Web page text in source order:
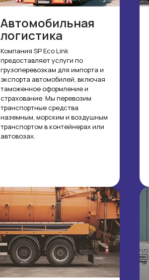
Автомобильная
логистика
Компания SP Eco Link
предоставляет услуги по
грузоперевозкам для импорта и
экспорта автомобилей, включая
таможенное оформление и
страхование. Мы перевозим
транспортные средства
наземным, морским и воздушным
транспортом в контейнерах или
автовозах.